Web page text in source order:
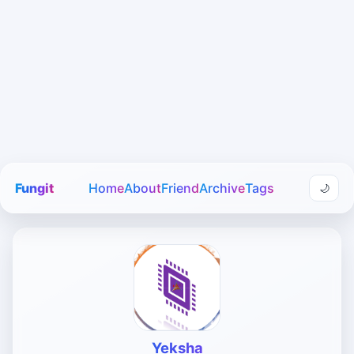
Fungit HomeAboutFriendArchiveTags 🌙
Yeksha